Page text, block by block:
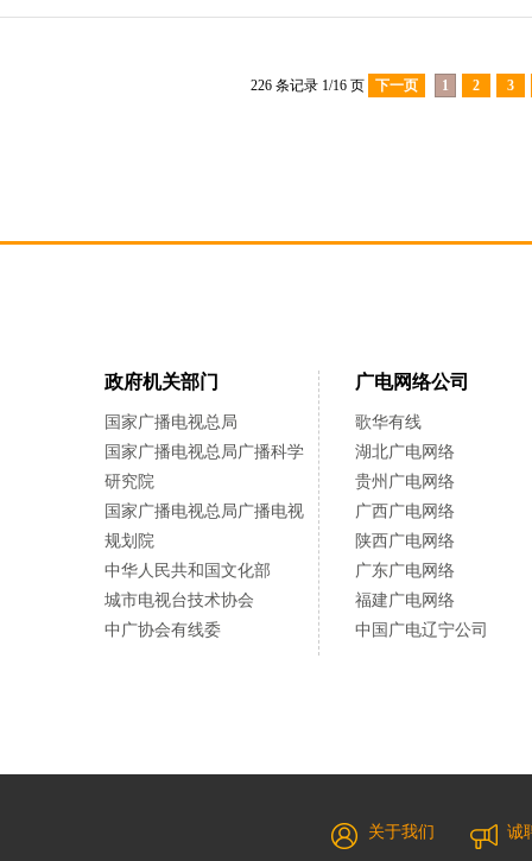
226 条记录 1/16 页 下一页 1 2 3
政府机关部门
国家广播电视总局
国家广播电视总局广播科学
研究院
国家广播电视总局广播电视
规划院
中华人民共和国文化部
城市电视台技术协会
中广协会有线委
广电网络公司
歌华有线
湖北广电网络
贵州广电网络
广西广电网络
陕西广电网络
广东广电网络
福建广电网络
中国广电辽宁公司
关于我们 诚